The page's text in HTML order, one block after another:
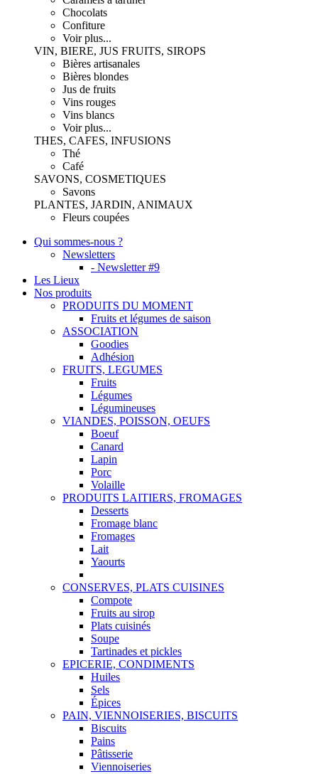
Chocolats
Confiture
Voir plus...
VIN, BIERE, JUS FRUITS, SIROPS
Bières artisanales
Bières blondes
Jus de fruits
Vins rouges
Vins blancs
Voir plus...
THES, CAFES, INFUSIONS
Thé
Café
SAVONS, COSMETIQUES
Savons
PLANTES, JARDIN, ANIMAUX
Fleurs coupées
Qui sommes-nous ?
Newsletters
- Newsletter #9
Les Lieux
Nos produits
PRODUITS DU MOMENT
Fruits et légumes de saison
ASSOCIATION
Goodies
Adhésion
FRUITS, LEGUMES
Fruits
Légumes
Légumineuses
VIANDES, POISSON, OEUFS
Boeuf
Canard
Lapin
Porc
Volaille
PRODUITS LAITIERS, FROMAGES
Desserts
Fromage blanc
Fromages
Lait
Yaourts
CONSERVES, PLATS CUISINES
Compote
Fruits au sirop
Plats cuisinés
Soupe
Tartinades et pickles
EPICERIE, CONDIMENTS
Huiles
Sels
Épices
PAIN, VIENNOISERIES, BISCUITS
Biscuits
Pains
Pâtisserie
Viennoiseries